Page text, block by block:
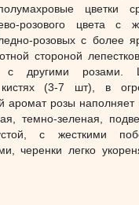
цветки
розового цвета с
розовых с более
стороной
с другими розами.
(3-7 шт), в
аромат розы наполняет
темно-зеленая,
с жесткими
черенки легко